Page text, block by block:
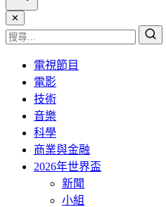
✕
電視節目
電影
技術
音樂
科學
商業與金融
2026年世界盃
新聞
小組